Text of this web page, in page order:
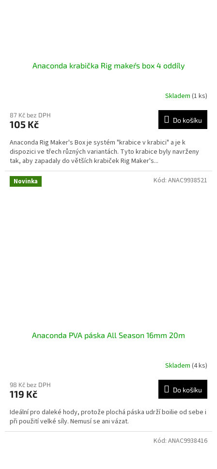
Anaconda krabička Rig maker´s box 4 oddíly
Skladem (1 ks)
87 Kč bez DPH
105 Kč Do košíku
Anaconda Rig Maker's Box je systém "krabice v krabici" a je k
dispozici ve třech různých variantách. Tyto krabice byly navrženy
tak, aby zapadaly do větších krabiček Rig Maker's...
Novinka
Anaconda PVA páska All Season 16mm 20m
Skladem (4 ks)
98 Kč bez DPH
119 Kč Do košíku
Ideální pro daleké hody, protože plochá páska udrží boilie od sebe i
při použití velké síly. Nemusí se ani vázat.
Kód: ANAC9938521
Kód: ANAC9938416